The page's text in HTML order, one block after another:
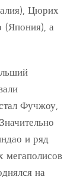
Цюрих
(Япония), а
Фучжоу,
и ряд
мегаполисов
на